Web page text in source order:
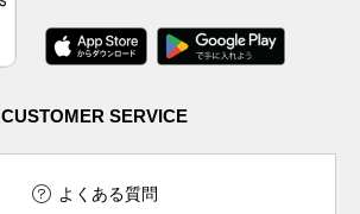
CUSTOMER SERVICE
よくある質問